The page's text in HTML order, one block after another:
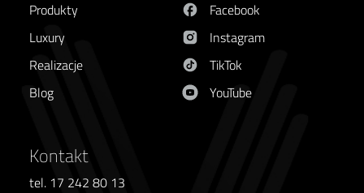
Produkty
Luxury
Realizacje
Blog
Facebook
Instagram
TikTok
YouTube
Kontakt
tel. 17 242 80 13